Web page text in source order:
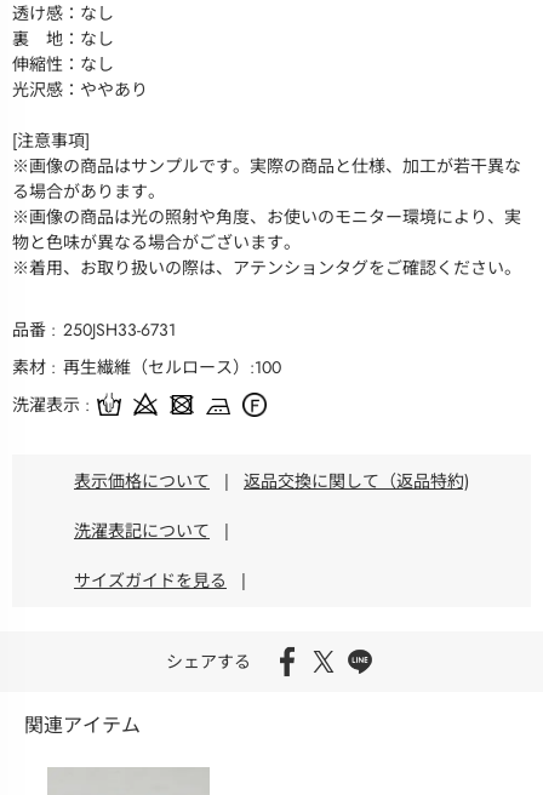
透け感：なし
裏 地：なし
伸縮性：なし
光沢感：ややあり
[注意事項]
※画像の商品はサンプルです。実際の商品と仕様、加工が若干異な
る場合があります。
※画像の商品は光の照射や角度、お使いのモニター環境により、実
物と色味が異なる場合がございます。
※着用、お取り扱いの際は、アテンションタグをご確認ください。
品番
250JSH33-6731
素材
再生繊維（セルロース）:100
洗濯表示
表示価格について | 返品交換に関して（返品特約)
洗濯表記について |
サイズガイドを見る |
シェアする
関連アイテム